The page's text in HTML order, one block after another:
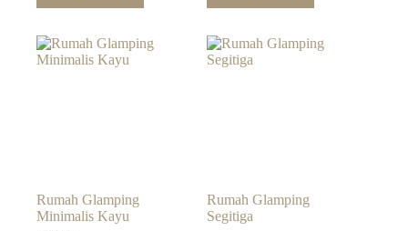
Rumah Glamping
Minimalis Kayu
Rumah Glamping
Segitiga